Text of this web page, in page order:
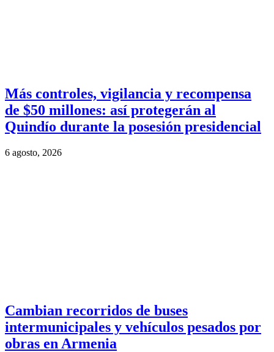
Más controles, vigilancia y recompensa
de $50 millones: así protegerán al
Quindío durante la posesión presidencial
6 agosto, 2026
Cambian recorridos de buses
intermunicipales y vehículos pesados por
obras en Armenia